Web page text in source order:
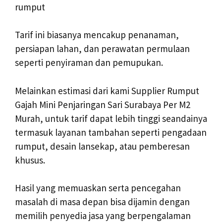
rumput
Tarif ini biasanya mencakup penanaman,
persiapan lahan, dan perawatan permulaan
seperti penyiraman dan pemupukan.
Melainkan estimasi dari kami Supplier Rumput
Gajah Mini Penjaringan Sari Surabaya Per M2
Murah, untuk tarif dapat lebih tinggi seandainya
termasuk layanan tambahan seperti pengadaan
rumput, desain lansekap, atau pemberesan
khusus.
Hasil yang memuaskan serta pencegahan
masalah di masa depan bisa dijamin dengan
memilih penyedia jasa yang berpengalaman